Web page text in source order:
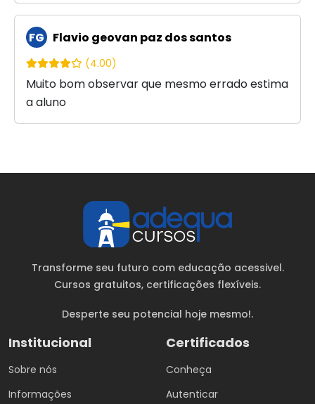
FG Flavio geovan paz dos santos
(4.00)
Muito bom observar que mesmo errado estima
a aluno
Transforme seu futuro com educação acessivel.
Cursos gratuitos, certificações flexíveis.
Desperte seu potencial hoje mesmo!.
Institucional
Sobre nós
Informações
Certificados
Conheça
Autenticar